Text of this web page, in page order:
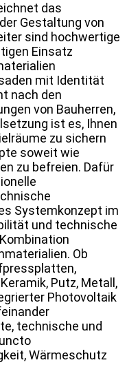
das
Gestaltung von
sind hochwertige
Einsatz
mit Identität
nach den
von Bauherren,
ist es, Ihnen
zu sichern
soweit wie
zu befreien. Dafür
Systemkonzept im
und technische
Ob
Putz, Metall,
Photovoltaik
technische und
Wärmeschutz